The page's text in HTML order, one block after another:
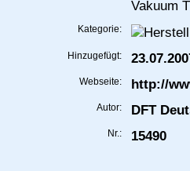
Vakuum
Kategorie:
Hinzugefügt:
Webseite: http://
Autor: DFT
Nr.: 15490